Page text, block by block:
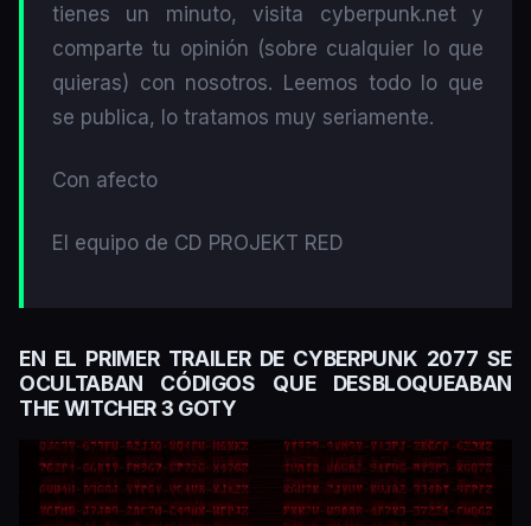
tienes un minuto, visita cyberpunk.net y
comparte tu opinión (sobre cualquier lo que
quieras) con nosotros. Leemos todo lo que
se publica, lo tratamos muy seriamente.
Con afecto
El equipo de CD PROJEKT RED
EN EL PRIMER TRAILER DE CYBERPUNK 2077 SE
OCULTABAN CÓDIGOS QUE DESBLOQUEABAN
THE WITCHER 3 GOTY